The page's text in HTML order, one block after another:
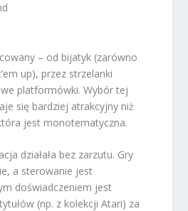
– od bijatyk (zarówno
up), przez strzelanki
platformówki. Wybór tej
się bardziej atrakcyjny niż
jest monotematyczna.
działała bez zarzutu. Gry
a sterowanie jest
doświadczeniem jest
(np. z kolekcji Atari) za